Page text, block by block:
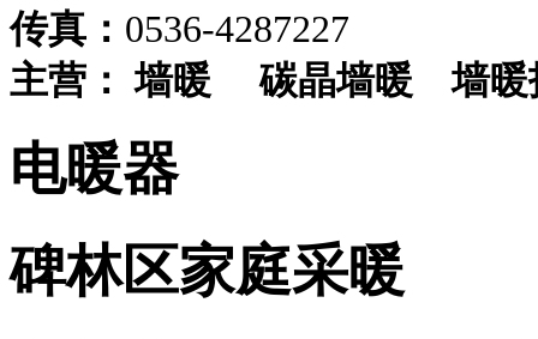
传真： 0536-4287227
主营： 墙暖碳晶墙暖墙暖
电暖器
碑林区家庭采暖